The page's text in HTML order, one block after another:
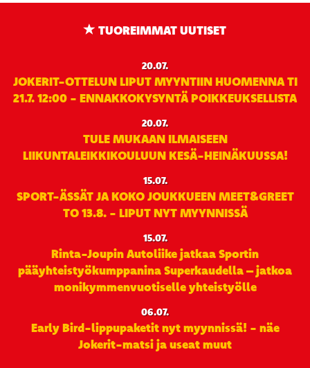
TUOREIMMAT UUTISET
20.07.
JOKERIT-OTTELUN LIPUT MYYNTIIN HUOMENNA TI
21.7. 12:00 - ENNAKKOKYSYNTÄ POIKKEUKSELLISTA
20.07.
TULE MUKAAN ILMAISEEN
LIIKUNTALEIKKIKOULUUN KESÄ-HEINÄKUUSSA!
15.07.
SPORT-ÄSSÄT JA KOKO JOUKKUEEN MEET&GREET
TO 13.8. - LIPUT NYT MYYNNISSÄ
15.07.
Rinta-Joupin Autoliike jatkaa Sportin
pääyhteistyökumppanina Superkaudella – jatkoa
monikymmenvuotiselle yhteistyölle
06.07.
Early Bird-lippupaketit nyt myynnissä! - näe
Jokerit-matsi ja useat muut